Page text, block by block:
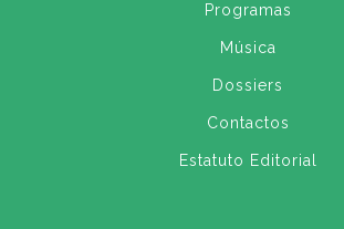
Programas
Música
Dossiers
Contactos
Estatuto Editorial